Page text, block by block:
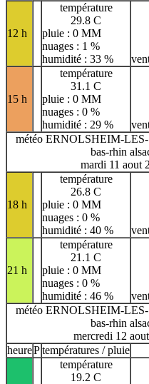
12 h
température
29.8 C
pluie : 0 MM
nuages : 1 %
humidité : 33 %
15 h
température
31.1 C
pluie : 0 MM
nuages : 0 %
humidité : 29 %
météo ERNOLSHEIM-
bas-rhin
mardi 11 aout
18 h
température
26.8 C
pluie : 0 MM
nuages : 0 %
humidité : 40 %
21 h
température
21.1 C
pluie : 0 MM
nuages : 0 %
humidité : 46 %
météo ERNOLSHEIM-
bas-rhin
mercredi 12
heurePtempératures / pluie
température
19.2 C